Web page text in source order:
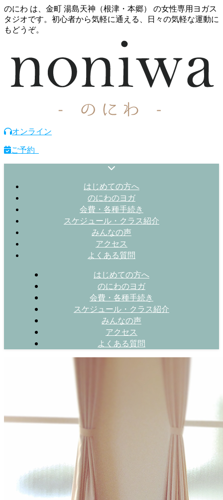
のにわ は、金町 湯島天神（根津・本郷） の女性専用ヨガス
タジオです。初心者から気軽に通える、日々の気軽な運動に
もどうぞ。
オンライン
ご予約
はじめての方へ
のにわのヨガ
会費・各種手続き
スケジュール・クラス紹介
みんなの声
アクセス
よくある質問
はじめての方へ
のにわのヨガ
会費・各種手続き
スケジュール・クラス紹介
みんなの声
アクセス
よくある質問